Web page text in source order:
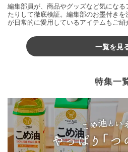
編集部員が、商品やグッズなど気にな
たりして徹底検証。編集部のお墨付き
が日常的に愛用しているアイテムもご紹
一覧を見
特集一